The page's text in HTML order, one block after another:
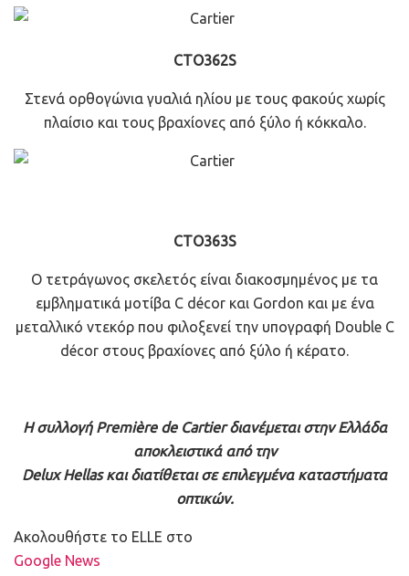
CTO362S
Στενά ορθογώνια γυαλιά ηλίου με τους φακούς χωρίς
πλαίσιο και τους βραχίονες από ξύλο ή κόκκαλο.
CTO363S
Ο τετράγωνος σκελετός είναι διακοσμημένος με τα
εμβληματικά μοτίβα C décor και Gordon και με ένα
μεταλλικό ντεκόρ που φιλοξενεί την υπογραφή Double C
décor στους βραχίονες από ξύλο ή κέρατο.
H συλλογή Première de Cartier διανέμεται στην Ελλάδα
αποκλειστικά από την
Delux Hellas και διατίθεται σε επιλεγμένα καταστήματα
οπτικών.
Ακολουθήστε το ELLE στο
Google News